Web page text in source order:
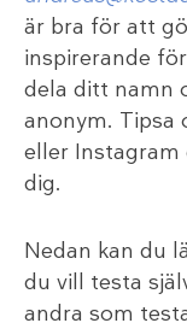
är bra för att
inspirerande
dela ditt namn
anonym. Tipsa
eller
dig.
Nedan kan du
du vill testa
andra som